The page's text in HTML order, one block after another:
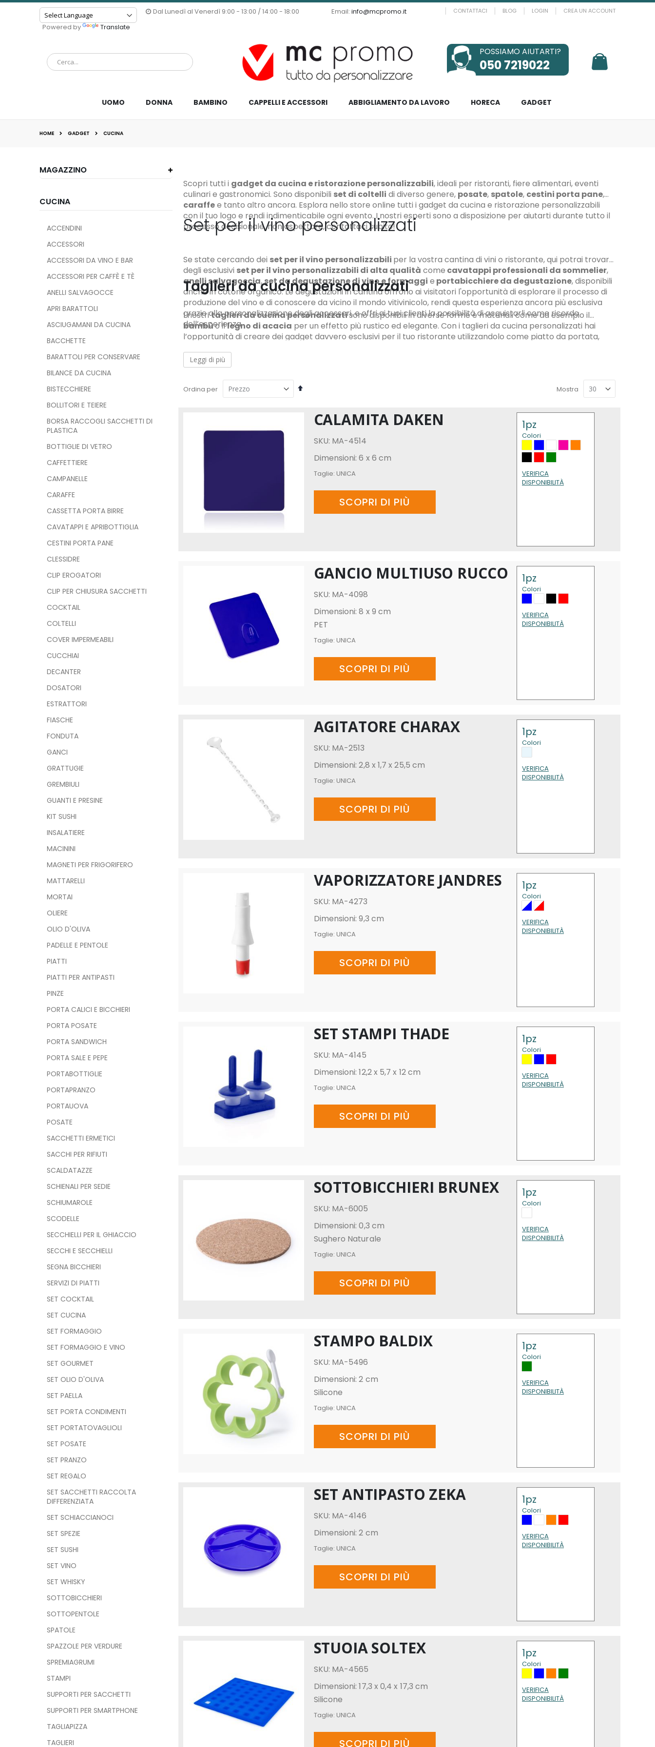
Dal Lunedì al Venerdì 9:00 - 13:00 / 14:00 - 18:00 Email: info@mcpromo.it
Powered by
Translate
CONTATTACI BLOG LOGIN CREA UN ACCOUNT
POSSIAMO AIUTARTI?
050 7219022
UOMO DONNA BAMBINO CAPPELLI E ACCESSORI ABBIGLIAMENTO DA LAVORO HORECA GADGET
HOME GADGET CUCINA
Ordina per
Imposta
decrescente
Mostra
CALAMITA DAKEN
SKU: MA-4514
Dimensioni: 6 x 6 cm
Taglie: UNICA
SCOPRI DI PIÙ
1pz
Colori
VERIFICA
DISPONIBILITÀ
GANCIO MULTIUSO RUCCO
SKU: MA-4098
Dimensioni: 8 x 9 cm
PET
Taglie: UNICA
SCOPRI DI PIÙ
1pz
Colori
VERIFICA
DISPONIBILITÀ
AGITATORE CHARAX
SKU: MA-2513
Dimensioni: 2,8 x 1,7 x 25,5 cm
Taglie: UNICA
SCOPRI DI PIÙ
1pz
Colori
VERIFICA
DISPONIBILITÀ
VAPORIZZATORE JANDRES
SKU: MA-4273
Dimensioni: 9,3 cm
Taglie: UNICA
SCOPRI DI PIÙ
1pz
Colori
VERIFICA
DISPONIBILITÀ
SET STAMPI THADE
SKU: MA-4145
Dimensioni: 12,2 x 5,7 x 12 cm
Taglie: UNICA
SCOPRI DI PIÙ
1pz
Colori
VERIFICA
DISPONIBILITÀ
SOTTOBICCHIERI BRUNEX
SKU: MA-6005
Dimensioni: 0,3 cm
Sughero Naturale
Taglie: UNICA
SCOPRI DI PIÙ
1pz
Colori
VERIFICA
DISPONIBILITÀ
STAMPO BALDIX
SKU: MA-5496
Dimensioni: 2 cm
Silicone
Taglie: UNICA
SCOPRI DI PIÙ
1pz
Colori
VERIFICA
DISPONIBILITÀ
SET ANTIPASTO ZEKA
SKU: MA-4146
Dimensioni: 2 cm
Taglie: UNICA
SCOPRI DI PIÙ
1pz
Colori
VERIFICA
DISPONIBILITÀ
STUOIA SOLTEX
SKU: MA-4565
Dimensioni: 17,3 x 0,4 x 17,3 cm
Silicone
Taglie: UNICA
SCOPRI DI PIÙ
1pz
Colori
VERIFICA
DISPONIBILITÀ
Scopri tutti i gadget da cucina e ristorazione personalizzabili, ideali per ristoranti, fiere alimentari, eventi
culinari e gastronomici. Sono disponibili set di coltelli di diverso genere, posate, spatole, cestini porta pane,
caraffee tanto altro ancora. Esplora nello store online tutti i gadget da cucina e ristorazione personalizzabili
con il tuo logo e rendi indimenticabile ogni evento. I nostri esperti sono a disposizione per aiutarti durante tutto il
processo decisionale, non aspettare, contattaci subito!
Set per il vino personalizzati
Se state cercando dei set per il vino personalizzabili per la vostra cantina di vini o ristorante, qui potrai trovare
degli esclusivi set per il vino personalizzabili di alta qualità come cavatappi professionali da sommelier,
anelli salvagoccia,set da degustazione di vino e formaggi e portabicchiere da degustazione, disponibili
anche in cotone organico. Le degustazioni in cantina offrono ai visitatori l'opportunità di esplorare il processo di
produzione del vino e di conoscere da vicino il mondo vitivinicolo, rendi questa esperienza ancora più esclusiva
grazie alla personalizzazione degli accessori, e offri ai tuoi clienti la possibilità di acquistarli come ricordo
dell’esperienza.
Taglieri da cucina personalizzati
I nostritaglieri da cucina personalizzatisono disponibili in diverse forme e materiali come ad esempio il
bambùo illegno di acacia per un effetto più rustico ed elegante. Con i taglieri da cucina personalizzati hai
l’opportunità di creare dei gadget davvero esclusivi per il tuo ristorante utilizzandolo come piatto da portata,
personalizza ora il tuo tagliere da cucina!
Leggi di più
CUCINA
ACCENDINI
ACCESSORI
ACCESSORI DA VINO E BAR
ACCESSORI PER CAFFÈ E TÈ
ANELLI SALVAGOCCE
APRI BARATTOLI
ASCIUGAMANI DA CUCINA
BACCHETTE
BARATTOLI PER CONSERVARE
BILANCE DA CUCINA
BISTECCHIERE
BOLLITORI E TEIERE
BORSA RACCOGLI SACCHETTI DI
PLASTICA
BOTTIGLIE DI VETRO
CAFFETTIERE
CAMPANELLE
CARAFFE
CASSETTA PORTA BIRRE
CAVATAPPI E APRIBOTTIGLIA
CESTINI PORTA PANE
CLESSIDRE
CLIP EROGATORI
CLIP PER CHIUSURA SACCHETTI
COCKTAIL
COLTELLI
COVER IMPERMEABILI
CUCCHIAI
DECANTER
DOSATORI
ESTRATTORI
FIASCHE
FONDUTA
GANCI
GRATTUGIE
GREMBIULI
GUANTI E PRESINE
KIT SUSHI
INSALATIERE
MACININI
MAGNETI PER FRIGORIFERO
MATTARELLI
MORTAI
OLIERE
OLIO D'OLIVA
PADELLE E PENTOLE
PIATTI
PIATTI PER ANTIPASTI
PINZE
PORTA CALICI E BICCHIERI
PORTA POSATE
PORTA SANDWICH
PORTA SALE E PEPE
PORTABOTTIGLIE
PORTAPRANZO
PORTAUOVA
POSATE
SACCHETTI ERMETICI
SACCHI PER RIFIUTI
SCALDATAZZE
SCHIENALI PER SEDIE
SCHIUMAROLE
SCODELLE
SECCHIELLI PER IL GHIACCIO
SECCHI E SECCHIELLI
SEGNA BICCHIERI
SERVIZI DI PIATTI
SET COCKTAIL
SET CUCINA
SET FORMAGGIO
SET FORMAGGIO E VINO
SET GOURMET
SET OLIO D'OLIVA
SET PAELLA
SET PORTA CONDIMENTI
SET PORTATOVAGLIOLI
SET POSATE
SET PRANZO
SET REGALO
SET SACCHETTI RACCOLTA
DIFFERENZIATA
SET SCHIACCIANOCI
SET SPEZIE
SET SUSHI
SET VINO
SET WHISKY
SOTTOBICCHIERI
SOTTOPENTOLE
SPATOLE
SPAZZOLE PER VERDURE
SPREMIAGRUMI
STAMPI
SUPPORTI PER SACCHETTI
SUPPORTI PER SMARTPHONE
TAGLIAPIZZA
TAGLIERI
MAGAZZINO